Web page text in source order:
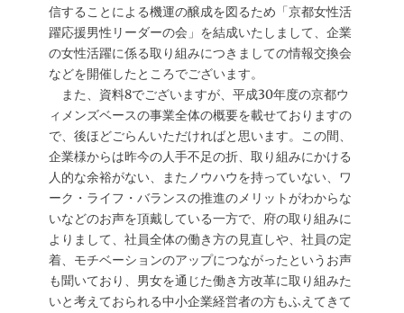
信することによる機運の醸成を図るため「京都女性活
躍応援男性リーダーの会」を結成いたしまして、企業
の女性活躍に係る取り組みにつきましての情報交換会
などを開催したところでございます。
また、資料8でございますが、平成30年度の京都ウ
ィメンズベースの事業全体の概要を載せておりますの
で、後ほどごらんいただければと思います。この間、
企業様からは昨今の人手不足の折、取り組みにかける
人的な余裕がない、またノウハウを持っていない、ワ
ーク・ライフ・バランスの推進のメリットがわからな
いなどのお声を頂戴している一方で、府の取り組みに
よりまして、社員全体の働き方の見直しや、社員の定
着、モチベーションのアップにつながったというお声
も聞いており、男女を通じた働き方改革に取り組みた
いと考えておられる中小企業経営者の方もふえてきて